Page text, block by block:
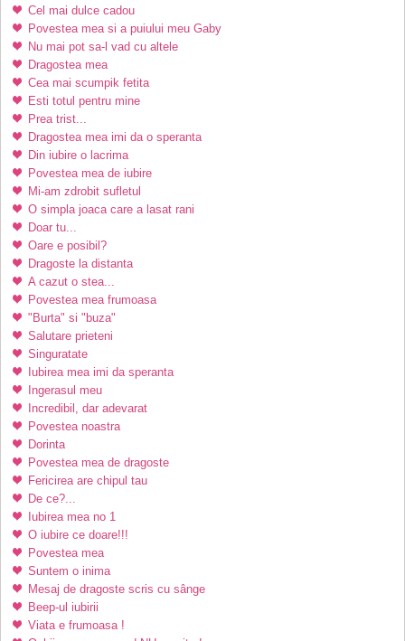
Cel mai dulce cadou
Povestea mea si a puiului meu Gaby
Nu mai pot sa-l vad cu altele
Dragostea mea
Cea mai scumpik fetita
Esti totul pentru mine
Prea trist...
Dragostea mea imi da o speranta
Din iubire o lacrima
Povestea mea de iubire
Mi-am zdrobit sufletul
O simpla joaca care a lasat rani
Doar tu...
Oare e posibil?
Dragoste la distanta
A cazut o stea...
Povestea mea frumoasa
"Burta" si "buza"
Salutare prieteni
Singuratate
Iubirea mea imi da speranta
Ingerasul meu
Incredibil, dar adevarat
Povestea noastra
Dorinta
Povestea mea de dragoste
Fericirea are chipul tau
De ce?...
Iubirea mea no 1
O iubire ce doare!!!
Povestea mea
Suntem o inima
Mesaj de dragoste scris cu sânge
Beep-ul iubirii
Viata e frumoasa !